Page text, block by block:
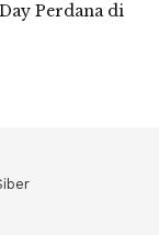
Perdana di